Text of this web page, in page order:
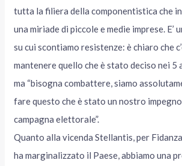
tutta la filiera della componentistica che
una miriade di piccole e medie imprese. E’
su cui scontiamo resistenze: è chiaro che
mantenere quello che è stato deciso nei 5
ma “bisogna combattere, siamo
fare questo che è stato un nostro
campagna elettorale”.
Quanto alla vicenda Stellantis, per
ha marginalizzato il Paese, abbiamo una